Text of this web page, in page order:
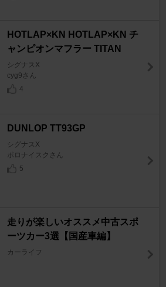
HOTLAP×KN HOTLAP×KN チ
ャンピオンマフラー TITAN
シグナスX
cyg9さん
4
DUNLOP TT93GP
シグナスX
ポロナイスクさん
5
走りが楽しいオススメ中古スポ
ーツカー3選【国産車編】
カーライフ